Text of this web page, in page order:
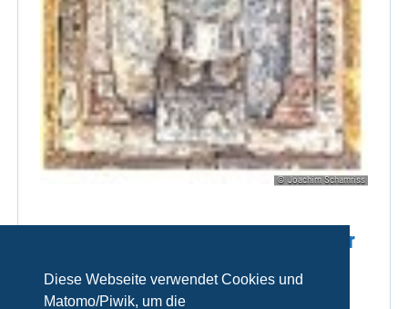
Diese Webseite verwendet Cookies und
Matomo/Piwik, um die
© Joachim Schamriss
Führungen durch die Schatzkammer
und die östlichen Krypten
(Emmerams-(Ring-)) und